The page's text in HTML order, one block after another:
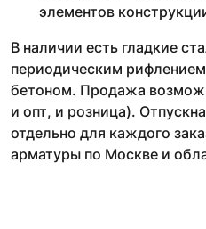
элементов
В наличии есть гладкие
периодическим
бетоном. Продажа
и опт, и розница).
отдельно для каждого
арматуры по Москве и